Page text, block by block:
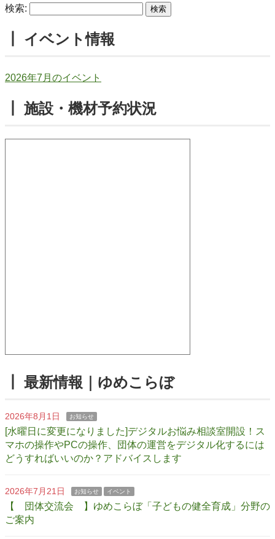
検索:
┃ イベント情報
2026年7月のイベント
┃ 施設・機材予約状況
┃ 最新情報｜ゆめこらぼ
2026年8月1日 お知らせ
[水曜日に変更になりました]デジタルお悩み相談室開設！ス
マホの操作やPCの操作、団体の運営をデジタル化するには
どうすればいいのか？アドバイスします
2026年7月21日 お知らせ イベント
【 団体交流会 】ゆめこらぼ「子どもの健全育成」分野の
ご案内